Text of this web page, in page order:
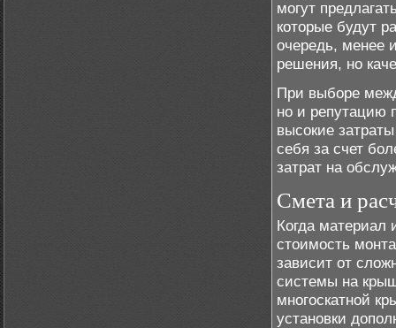
могут
которые будут
очередь, менее
решения, но
При выборе
но и репутацию
высокие
себя за счет
затрат на
Смета и
Когда материал
стоимость
зависит от
системы на
многоскатной
установки